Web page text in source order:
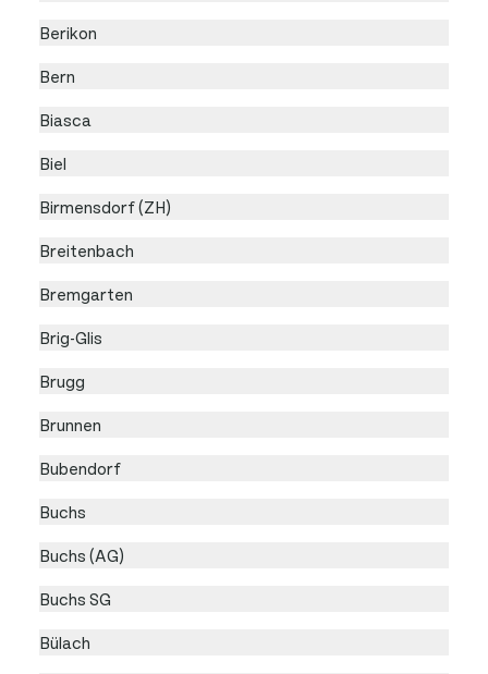
Berikon
Bern
Biasca
Biel
Birmensdorf (ZH)
Breitenbach
Bremgarten
Brig-Glis
Brugg
Brunnen
Bubendorf
Buchs
Buchs (AG)
Buchs SG
Bülach